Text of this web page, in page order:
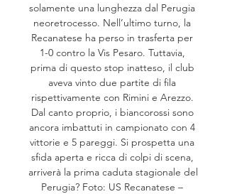
solamente una lunghezza dal Perugia
neoretrocesso. Nell’ultimo turno, la
Recanatese ha perso in trasferta per
1-0 contro la Vis Pesaro. Tuttavia,
prima di questo stop inatteso, il club
aveva vinto due partite di fila
rispettivamente con Rimini e Arezzo.
Dal canto proprio, i biancorossi sono
ancora imbattuti in campionato con 4
vittorie e 5 pareggi. Si prospetta una
sfida aperta e ricca di colpi di scena,
arriverà la prima caduta stagionale del
Perugia? Foto: US Recanatese –